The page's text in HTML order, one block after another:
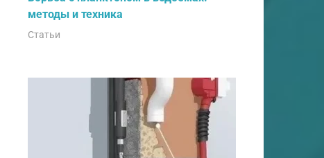
методы и техника
Статьи